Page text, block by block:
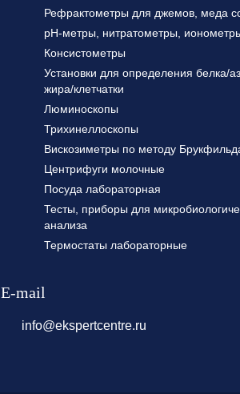
Рефрактометры для джемов, меда
pH-метры, нитратометры,
Консистометры
Установки для определения белка/
жира/клетчатки
Люминоскопы
Трихинеллоскопы
Вискозиметры по методу
Центрифуги молочные
Посуда лабораторная
Тесты, приборы для
анализа
Термостаты лабораторные
E-mail
info@ekspertcentre.ru